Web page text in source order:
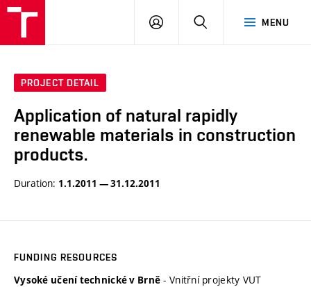
MENU
LOG
SEARCH
PROJECT DETAIL
Application of natural rapidly
renewable materials in construction
products.
Duration: 1.1.2011 — 31.12.2011
FUNDING RESOURCES
Vysoké učení technické v Brně - Vnitřní projekty VUT